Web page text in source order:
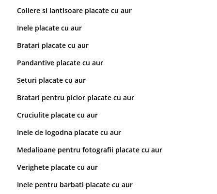
Coliere si lantisoare placate cu aur
Inele placate cu aur
Bratari placate cu aur
Pandantive placate cu aur
Seturi placate cu aur
Bratari pentru picior placate cu aur
Cruciulite placate cu aur
Inele de logodna placate cu aur
Medalioane pentru fotografii placate cu aur
Verighete placate cu aur
Inele pentru barbati placate cu aur